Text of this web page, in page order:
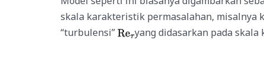
skala karakteristik permasalahan, misalnya
“turbulensi”
yang didasarkan pada skala